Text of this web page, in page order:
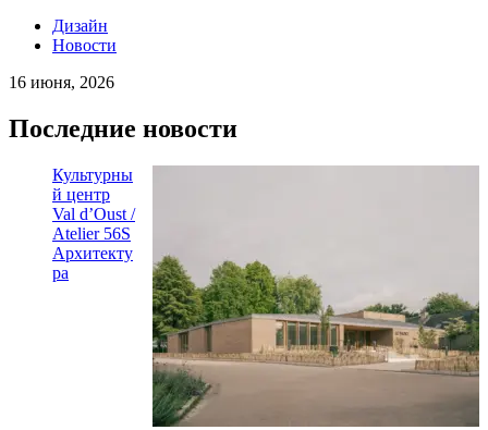
Дизайн
Новости
16 июня, 2026
Последние новости
Культурны
й центр
Val d’Oust /
Atelier 56S
Архитекту
ра